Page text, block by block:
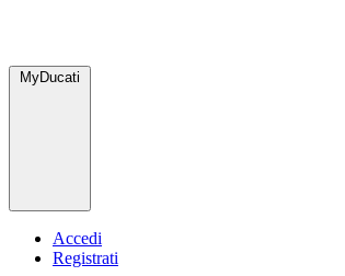
MyDucati
Accedi
Registrati